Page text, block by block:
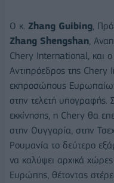
Ο κ. Zhang Guibing ,
Zhang Shengshan ,
Chery International, και ο
Αντιπρόεδρος της
εκπροσώπους
στην τελετή υπογραφής.
εκκίνησης, η Chery θα
στην Ουγγαρία, στην
Ρουμανία το δεύτερο
να καλύψει αρχικά χώρες
Ευρώπης, θέτοντας